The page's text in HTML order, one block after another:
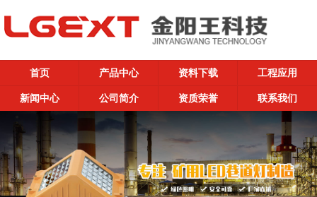
首页 产品中心 资料下载 工程应用
新闻中心 公司简介 资质荣誉 联系我们